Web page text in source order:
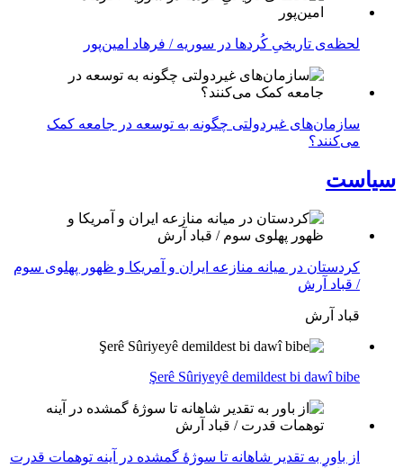
لحظه‌ی تاریخیِ کُردها در سوریه / فرهاد امین‌پور
سازمان‌های غیردولتی چگونه به توسعه در جامعه کمک
می‌کنند؟
سیاست
کردستان در میانه منازعە ایران و آمریکا و ظهور پهلوی سوم
/ قباد آرش
قباد آرش
Şerê Sûriyeyê demildest bi dawî bibe
از باور بە تقدیر شاهانه تا سوژهٔ گمشده در آینه توهمات قدرت